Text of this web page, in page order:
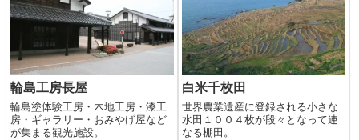
輪島工房長屋
輪島塗体験工房・木地工房・漆工
房・ギャラリー・おみやげ屋など
が集まる観光施設。
白米千枚田
世界農業遺産に登録される小さな
水田１００４枚が段々となって連
なる棚田。